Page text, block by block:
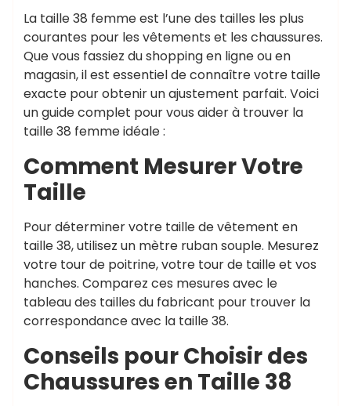
La taille 38 femme est l’une des tailles les plus
courantes pour les vêtements et les chaussures.
Que vous fassiez du shopping en ligne ou en
magasin, il est essentiel de connaître votre taille
exacte pour obtenir un ajustement parfait. Voici
un guide complet pour vous aider à trouver la
taille 38 femme idéale :
Comment Mesurer Votre
Taille
Pour déterminer votre taille de vêtement en
taille 38, utilisez un mètre ruban souple. Mesurez
votre tour de poitrine, votre tour de taille et vos
hanches. Comparez ces mesures avec le
tableau des tailles du fabricant pour trouver la
correspondance avec la taille 38.
Conseils pour Choisir des
Chaussures en Taille 38